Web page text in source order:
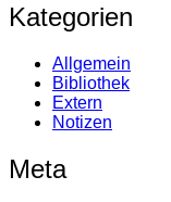
Kategorien
Allgemein
Bibliothek
Extern
Notizen
Meta